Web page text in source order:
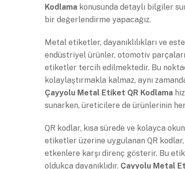
Kodlama konusunda detaylı bilgiler
bir değerlendirme yapacağız.
Metal etiketler, dayanıklılıkları ve
endüstriyel ürünler, otomotiv
etiketler tercih edilmektedir. Bu
kolaylaştırmakla kalmaz, aynı
Çayyolu Metal Etiket QR Kodlama
sunarken, üreticilere de ürünlerinin
QR kodlar, kısa sürede ve kolayca
etiketler üzerine uygulanan QR
etkenlere karşı direnç gösterir. Bu
oldukça dayanıklıdır. Çayyolu Metal